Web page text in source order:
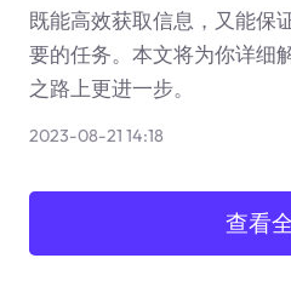
既能高效获取信息，又能保
要的任务。本文将为你详细
之路上更进一步。
2023-08-21 14:18
查看